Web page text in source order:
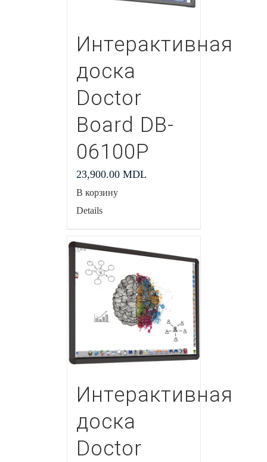
Интерактивная
доска
Doctor
Board DB-
06100P
23,900.00 MDL
В корзину
Details
Интерактивная
доска
Doctor